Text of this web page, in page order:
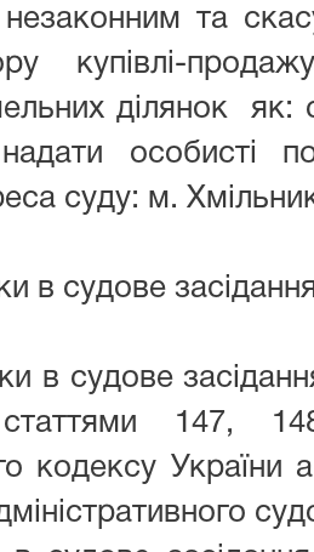
та
купівлі-
ділянок як:
надати
суду: м.
в судове
в судове
статтями 147,
кодексу України